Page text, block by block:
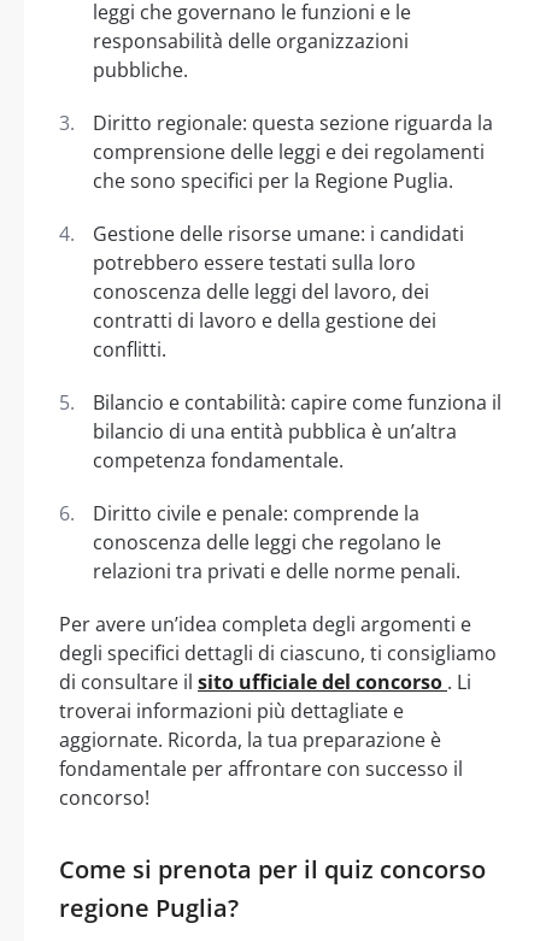
leggi che governano le funzioni e le
responsabilità delle organizzazioni
pubbliche.
Diritto regionale: questa sezione riguarda la
comprensione delle leggi e dei regolamenti
che sono specifici per la Regione Puglia.
Gestione delle risorse umane: i candidati
potrebbero essere testati sulla loro
conoscenza delle leggi del lavoro, dei
contratti di lavoro e della gestione dei
conflitti.
Bilancio e contabilità: capire come funziona il
bilancio di una entità pubblica è un’altra
competenza fondamentale.
Diritto civile e penale: comprende la
conoscenza delle leggi che regolano le
relazioni tra privati e delle norme penali.
Per avere un’idea completa degli argomenti e
degli specifici dettagli di ciascuno, ti consigliamo
di consultare il sito ufficiale del concorso . Li
troverai informazioni più dettagliate e
aggiornate. Ricorda, la tua preparazione è
fondamentale per affrontare con successo il
concorso!
Come si prenota per il quiz concorso
regione Puglia?